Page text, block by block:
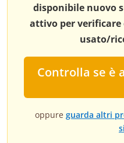
disponibile nuovo
attivo per
usato/
Controlla se è
oppure guarda altri